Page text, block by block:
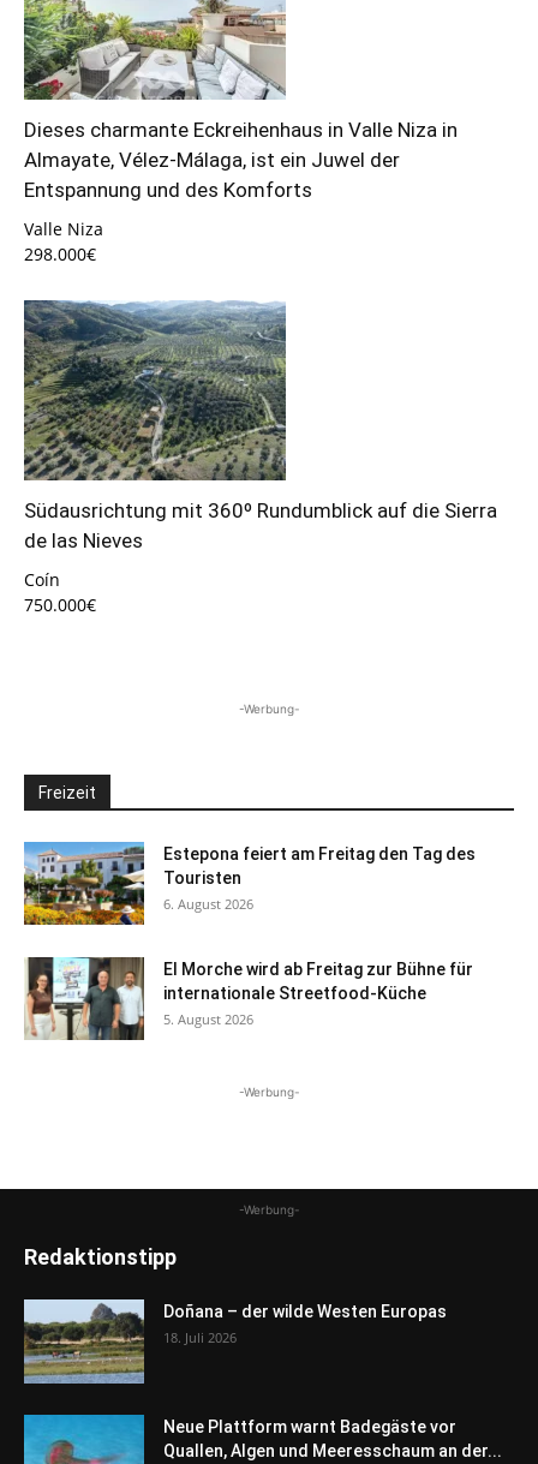
Dieses charmante Eckreihenhaus in Valle Niza in
Almayate, Vélez-Málaga, ist ein Juwel der
Entspannung und des Komforts
Valle Niza
298.000€
Südausrichtung mit 360º Rundumblick auf die Sierra
de las Nieves
Coín
750.000€
-Werbung-
Freizeit
Estepona feiert am Freitag den Tag des
Touristen
6. August 2026
El Morche wird ab Freitag zur Bühne für
internationale Streetfood-Küche
5. August 2026
-Werbung-
-Werbung-
Redaktionstipp
Doñana – der wilde Westen Europas
18. Juli 2026
Neue Plattform warnt Badegäste vor
Quallen, Algen und Meeresschaum an der...